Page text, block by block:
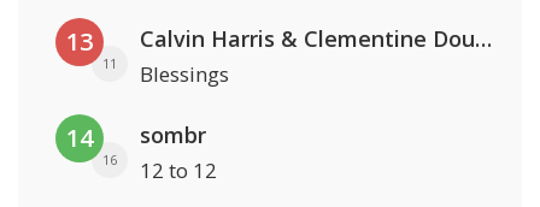
13
11
Calvin Harris & Clementine Douglas
Blessings
14
16
sombr
12 to 12